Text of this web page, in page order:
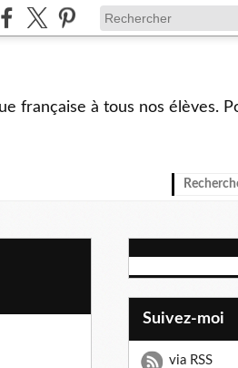
française à tous nos élèves.
Suivez-moi
via RSS